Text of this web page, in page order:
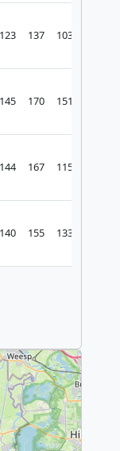
123 137 103
145 170 151
144 167 115
140 155 133
map: File